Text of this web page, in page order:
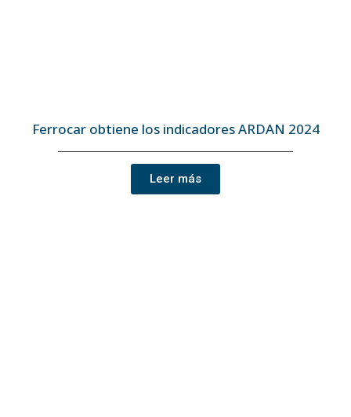
Ferrocar obtiene los indicadores ARDAN 2024
Leer más